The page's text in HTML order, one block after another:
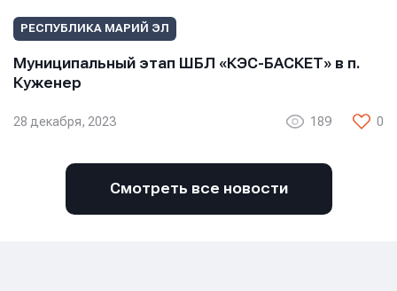
РЕСПУБЛИКА МАРИЙ ЭЛ
Муниципальный этап ШБЛ «КЭС-БАСКЕТ» в п.
Куженер
28 декабря, 2023 189 0
Смотреть все новости